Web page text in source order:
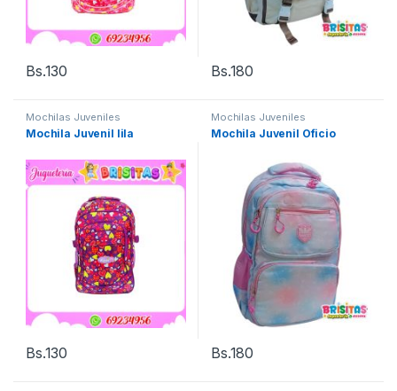
Bs.130 Bs.180
Mochilas Juveniles
Mochila Juvenil lila
Bs.130
Mochilas Juveniles
Mochila Juvenil Oficio
Bs.180